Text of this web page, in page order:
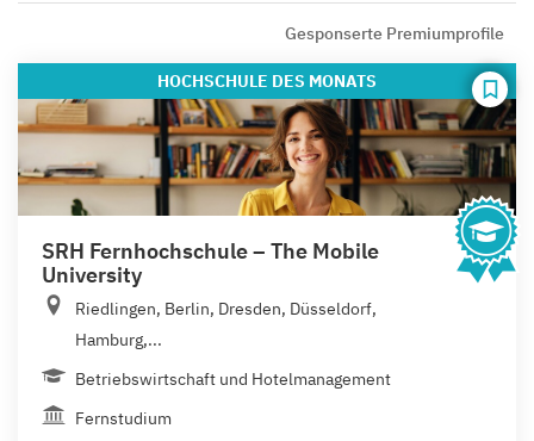
Gesponserte Premiumprofile
HOCHSCHULE DES MONATS
SRH Fernhochschule – The Mobile
University
Riedlingen, Berlin, Dresden, Düsseldorf,
Hamburg,...
Betriebswirtschaft und Hotelmanagement
Fernstudium